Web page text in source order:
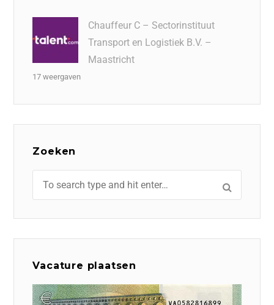
Chauffeur C – Sectorinstituut
Transport en Logistiek B.V. –
Maastricht
17 weergaven
Zoeken
Vacature plaatsen